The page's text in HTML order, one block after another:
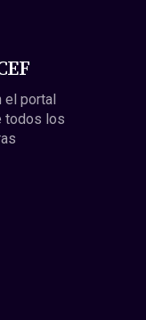
el portal
todos los